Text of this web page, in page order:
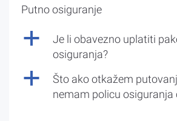
Putno osiguranje
a
Je li obavezno uplatiti
osiguranja?
a
Što ako otkažem
nemam policu osiguranja